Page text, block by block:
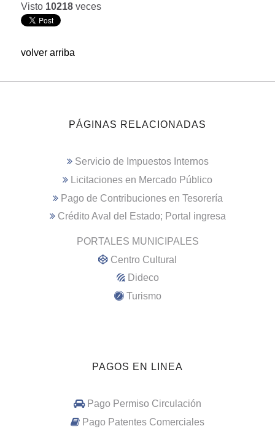
Visto 10218 veces
volver arriba
PÁGINAS RELACIONADAS
Servicio de Impuestos Internos
Licitaciones en Mercado Público
Pago de Contribuciones en Tesorería
Crédito Aval del Estado; Portal ingresa
PORTALES MUNICIPALES
Centro Cultural
Dideco
Turismo
PAGOS EN LINEA
Pago Permiso Circulación
Pago Patentes Comerciales